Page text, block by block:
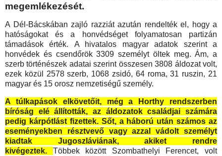
megemlékezését.
A Dél-Bácskában zajló razziát azután rendelték el, hogy a
hatóságokat és a honvédséget folyamatosan partizán
támadások érték. A hivatalos magyar adatok szerint a
honvédek és csendőrök 3309 személyt öltek meg. Ám, a
szerb történészek adatai szerint összesen 3808 áldozat volt,
ezek közül 2578 szerb, 1068 zsidó, 64 roma, 31 ruszin, 21
magyar és 15 orosz nemzetiségű személy.
A túl kapások elkövetőit, még a Horthy rendszerben
bíróság elé állították, az áldozatok családjai számára
pedig kárpótlást fizettek. Sőt, a háború után számos az
eseményekben résztvevő vagy azzal vádolt személyt
kiadtak Jugoszláviának, akiket rendre
kivégeztek. Többek között Szombathelyi Ferencet, volt